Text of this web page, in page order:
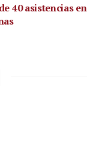
40 asistencias en